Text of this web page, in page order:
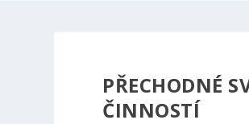
PŘECHODNÉ
ČINNOSTÍ